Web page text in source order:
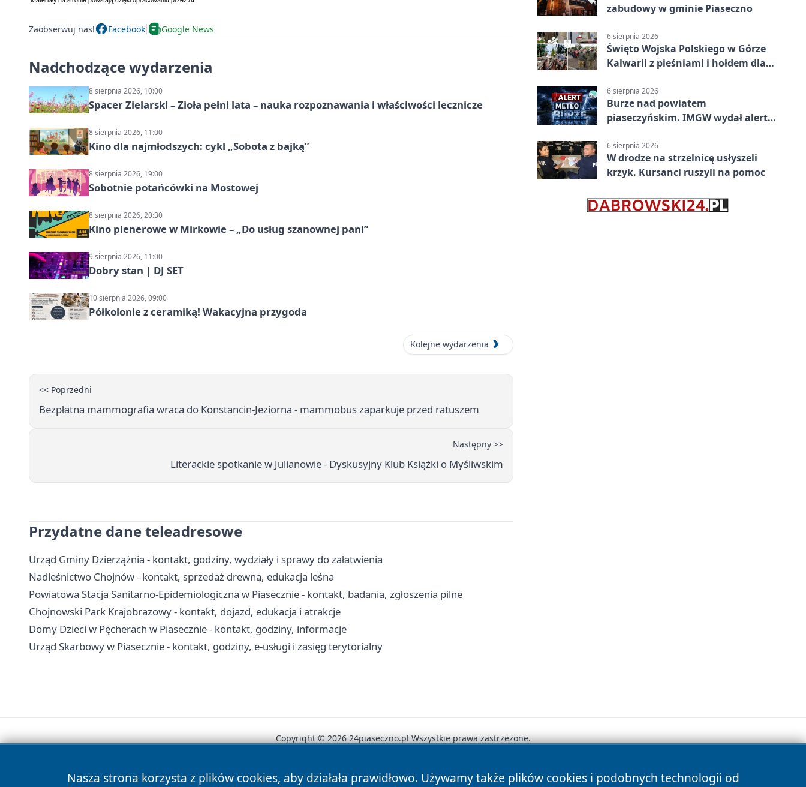
Zaobserwuj nas! Facebook Google News
Nadchodzące wydarzenia
8 sierpnia 2026, 10:00
Spacer Zielarski – Zioła pełni lata – nauka rozpoznawania i właściwości lecznicze
8 sierpnia 2026, 11:00
Kino dla najmłodszych: cykl „Sobota z bajką”
8 sierpnia 2026, 19:00
Sobotnie potańcówki na Mostowej
8 sierpnia 2026, 20:30
Kino plenerowe w Mirkowie – „Do usług szanownej pani”
9 sierpnia 2026, 11:00
Dobry stan | DJ SET
10 sierpnia 2026, 09:00
Półkolonie z ceramiką! Wakacyjna przygoda
Kolejne wydarzenia
<< Poprzedni
Bezpłatna mammografia wraca do Konstancin-Jeziorna - mammobus zaparkuje przed ratuszem
Następny >>
Literackie spotkanie w Julianowie - Dyskusyjny Klub Książki o Myśliwskim
Przydatne dane teleadresowe
Urząd Gminy Dzierzążnia - kontakt, godziny, wydziały i sprawy do załatwienia
Nadleśnictwo Chojnów - kontakt, sprzedaż drewna, edukacja leśna
Powiatowa Stacja Sanitarno-Epidemiologiczna w Piasecznie - kontakt, badania, zgłoszenia pilne
Chojnowski Park Krajobrazowy - kontakt, dojazd, edukacja i atrakcje
Domy Dzieci w Pęcherach w Piasecznie - kontakt, godziny, informacje
Urząd Skarbowy w Piasecznie - kontakt, godziny, e-usługi i zasięg terytorialny
zabudowy w gminie Piaseczno
6 sierpnia 2026
Święto Wojska Polskiego w Górze
Kalwarii z pieśniami i hołdem dla
6 sierpnia 2026
Burze nad powiatem
piaseczyńskim. IMGW wydał alert
6 sierpnia 2026
W drodze na strzelnicę usłyszeli
krzyk. Kursanci ruszyli na pomoc
Nasza strona korzysta z plików cookies, aby działała prawidłowo. Używamy także plików cookies i podobnych technologii od
Copyright © 2026 24piaseczno.pl Wszystkie prawa zastrzeżone.
News Autorzy Polityka Prywatności Polityka Cookies